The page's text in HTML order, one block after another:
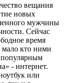
вещания
новых
мужчины
Сейчас
время
мало кто ними
популярным
- интернет.
или